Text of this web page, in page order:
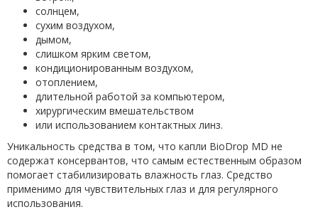
солнцем,
сухим воздухом,
дымом,
слишком ярким светом,
кондиционированным воздухом,
отоплением,
длительной работой за компьютером,
хирургическим вмешательством
или использованием контактных линз.
Уникальность средства в том, что капли BioDrop MD не
содержат консервантов, что самым естественным образом
помогает стабилизировать влажность глаз. Средство
применимо для чувствительных глаз и для регулярного
использования.